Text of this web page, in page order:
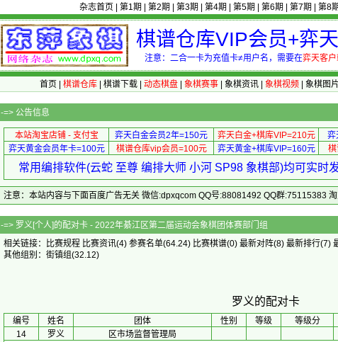
杂志首页 第1期 第2期 第3期 第4期 第5期 第6期 第7期 第8
棋谱仓库VIP会员+弈
注意：二合一卡为充值卡≠用户名，需要在弈天客户
首页 棋谱仓库| 棋谱下载| 动态棋盘| 象棋赛事| 象棋资讯| 象棋视频 象棋图片
-=> 公告信息
本站淘宝店铺 - 支付宝 弈天白金会员2年=150元 弈天白金+棋库VIP=210元 弈
弈天黄金会员年卡=100元
棋谱仓库vip会员=100元 弈天黄金+棋库VIP=160元
常用编排软件(云蛇 至尊 编排大师 小河 SP98 象棋部)均可实时
注意：本站内容与下面百度广告无关 微信:dpxqcom QQ号:88081492 QQ群:75115383
-=> 罗义[个人]的配对卡 - 2022年綦江区第二届运动会象棋
相关链接：
比赛规程 比赛资讯(4) 参赛名单(64.24) 比赛棋谱(0) 最新对阵(8) 最新排行(7)
其他组别： 街镇组(32.12)
罗义的配对卡
编号 姓名 团体 性别 等级 等级分
14
罗义 区市场监督管理局